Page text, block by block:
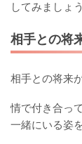
してみましょう
相手との将
相手との将来
情で付き合っ
一緒にいる姿